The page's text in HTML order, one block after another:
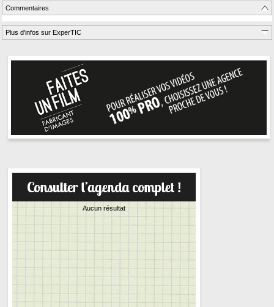
Commentaires
Plus d'infos sur ExperTIC
Aucun résultat